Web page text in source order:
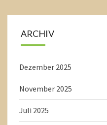
ARCHIV
Dezember 2025
November 2025
Juli 2025